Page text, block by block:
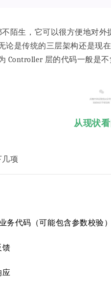
陌生，它可以很方便地对
论是传统的三层架构还是现
Controller 层的代码一般是
从现状
项
务代码（可能包含参数校验）
馈
应